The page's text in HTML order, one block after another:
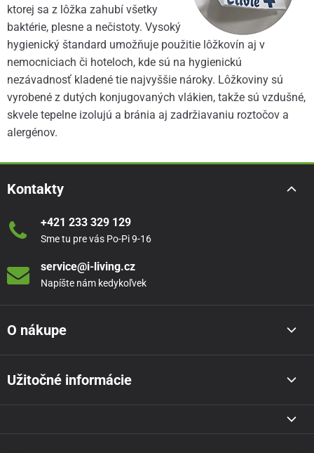
ktorej sa z lôžka zahubí všetky
baktérie, plesne a nečistoty. Vysoký
hygienický štandard umožňuje použitie lôžkovín aj v
nemocniciach či hoteloch, kde sú na hygienickú
nezávadnosť kladené tie najvyššie nároky. Lôžkoviny sú
vyrobené z dutých konjugovaných vlákien, takže sú vzdušné,
skvele tepelne izolujú a bránia aj zadržiavaniu roztočov a
alergénov.
Kontakty
+421 233 329 129
Sme tu pre vás Po-Pi 9-16
service@i-living.cz
Napíšte nám kedykoľvek
O nákupe
Užitočné informácie